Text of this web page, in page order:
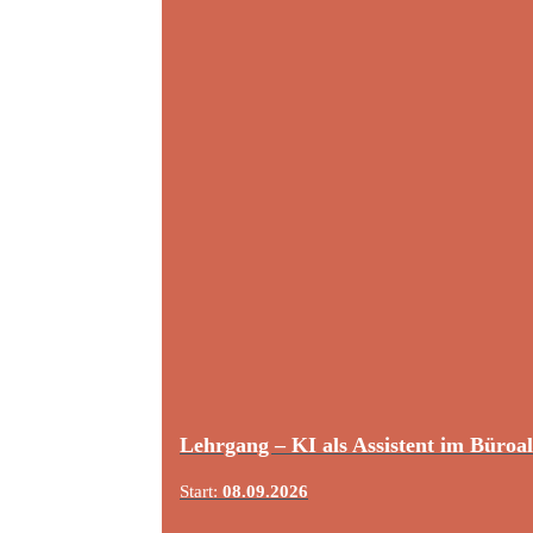
Lehrgang – KI als Assistent im
Start: 08.09.2026